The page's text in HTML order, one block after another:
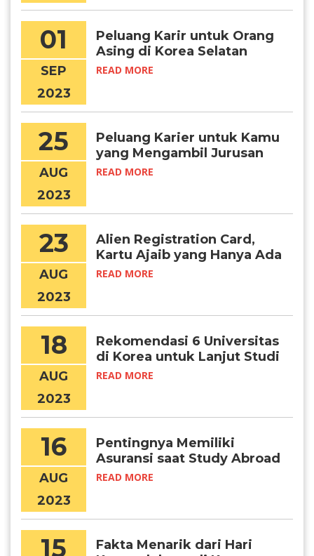
01
SEP
2023
Peluang Karir untuk Orang
Asing di Korea Selatan
READ MORE
25
AUG
2023
Peluang Karier untuk Kamu
yang Mengambil Jurusan
Bahasa Korea
READ MORE
23
AUG
2023
Alien Registration Card,
Kartu Ajaib yang Hanya Ada
di Korea!
READ MORE
18
AUG
2023
Rekomendasi 6 Universitas
di Korea untuk Lanjut Studi
Psikologi
READ MORE
16
AUG
2023
Pentingnya Memiliki
Asuransi saat Study Abroad
READ MORE
15
Fakta Menarik dari Hari